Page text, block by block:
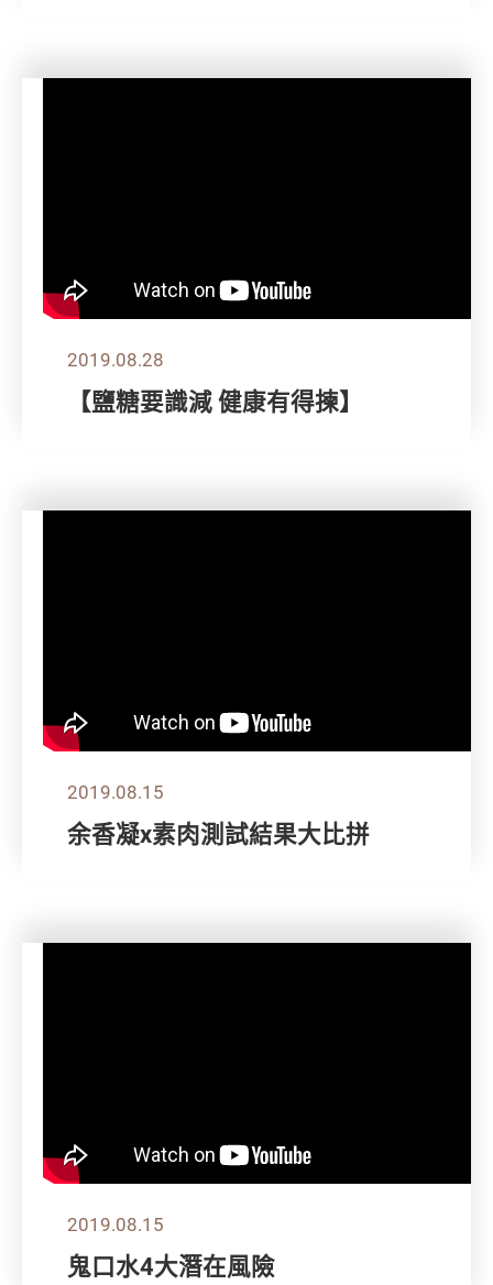
2019.08.28
【鹽糖要識減 健康有得揀】
2019.08.15
余香凝x素肉測試結果大比拼
2019.08.15
鬼口水4大潛在風險